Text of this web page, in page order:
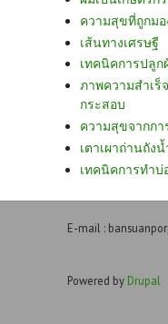
ความสุขที่ถูกม
เส้นทางเศรษฐี
เทคนิคการปลูก
ภาพความสำเร็
กระสอบ
ความสุขจากกา
เตาเผาถ่านถัง
เทคนิคการทำ
E-mail :
Powered by Drupal